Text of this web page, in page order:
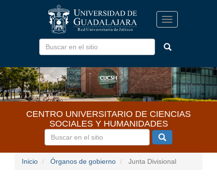
Toggle
navigation
CENTRO UNIVERSITARIO DE CIENCIAS
SOCIALES Y HUMANIDADES
Inicio Órganos de gobierno Junta Divisional